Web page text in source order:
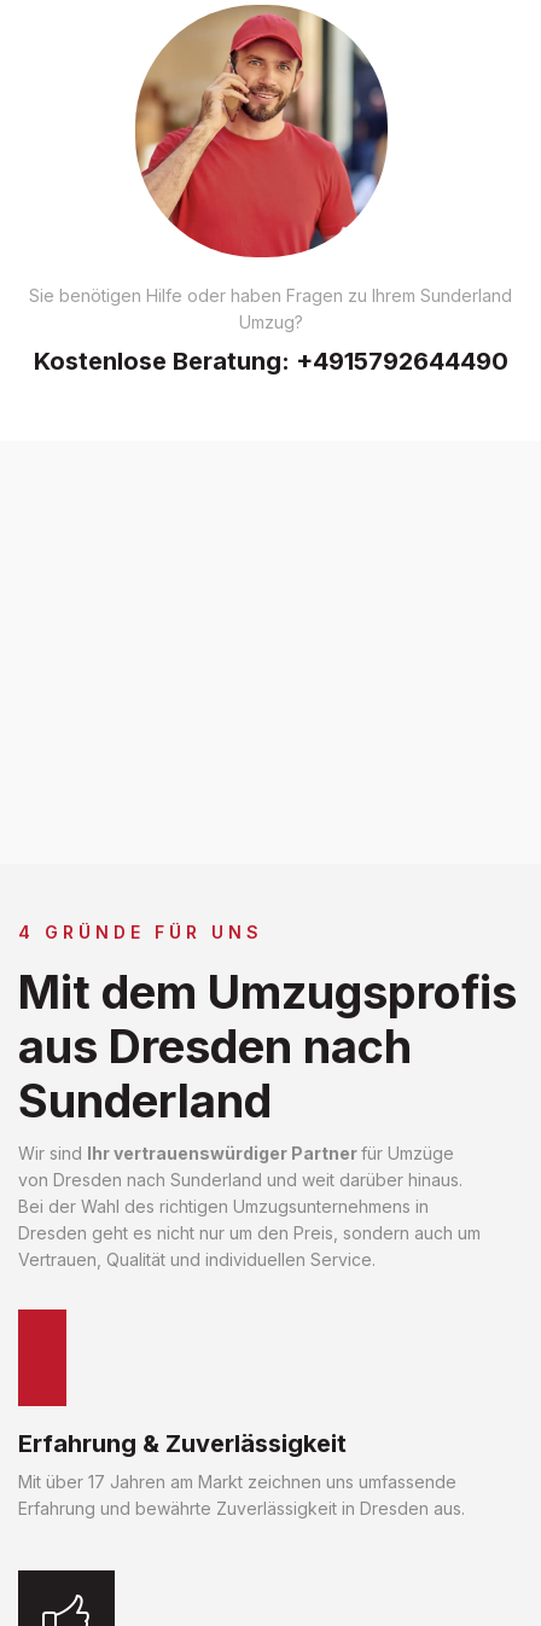
Sie benötigen Hilfe oder haben Fragen zu Ihrem Sunderland
Umzug?
Kostenlose Beratung: +4915792644490
4 GRÜNDE FÜR UNS
Mit dem Umzugsprofis
aus Dresden nach
Sunderland
Wir sind Ihr vertrauenswürdiger Partnerfür Umzüge
von Dresden nach Sunderland und weit darüber hinaus.
Bei der Wahl des richtigen Umzugsunternehmens in
Dresden geht es nicht nur um den Preis, sondern auch um
Vertrauen, Qualität und individuellen Service.
Erfahrung & Zuverlässigkeit
Mit über 17 Jahren am Markt zeichnen uns umfassende
Erfahrung und bewährte Zuverlässigkeit in Dresden aus.